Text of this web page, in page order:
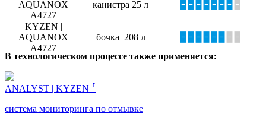
AQUANOX
A4727
канистра 25 л 🁢🁢🁢🁢🁢🁢🁢 🁢
KYZEN |
AQUANOX
A4727
бочка 208 л 🁢🁢🁢🁢🁢🁢 🁢🁢
В технологическом процессе также применяется:
ANALYST | KYZEN ꜛ
система мониторинга по отмывке